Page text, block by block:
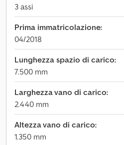
3 assi
Prima immatricolazione:
04/2018
Lunghezza spazio di carico:
7.500 mm
Larghezza vano di carico:
2.440 mm
Altezza vano di carico:
1.350 mm